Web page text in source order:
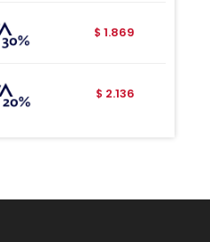
$ 1.869
$ 2.136